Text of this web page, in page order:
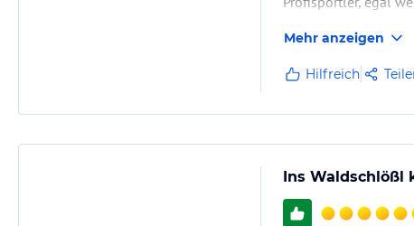
Mehr anzeigen
Hilfreich
Ins Waldschlößl